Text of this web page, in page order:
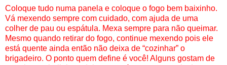
Coloque tudo numa panela e coloque o fogo bem baixinho.
Vá mexendo sempre com cuidado, com ajuda de uma
colher de pau ou espátula. Mexa sempre para não queimar.
Mesmo quando retirar do fogo, continue mexendo pois ele
está quente ainda então não deixa de “cozinhar” o
brigadeiro. O ponto quem define é você! Alguns gostam de